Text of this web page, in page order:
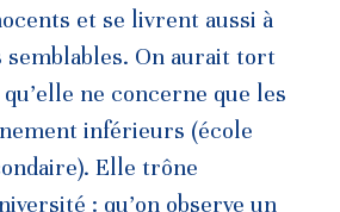
et se livrent aussi à
On aurait tort
ne concerne que les
inférieurs (école
Elle trône
: qu’on observe un